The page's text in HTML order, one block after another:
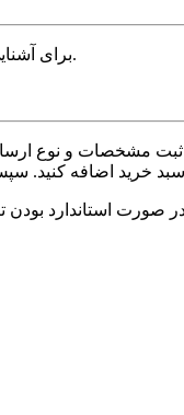
برای آشنایی با اعداد بالا به عکس راهنمای سایز زیر مراجعه نمایید.
مشخصات و نوع